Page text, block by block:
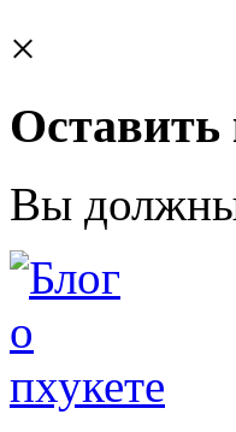
×
Вы